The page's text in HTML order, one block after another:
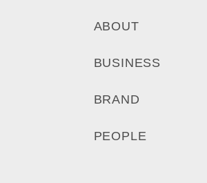
ABOUT
BUSINESS
BRAND
PEOPLE